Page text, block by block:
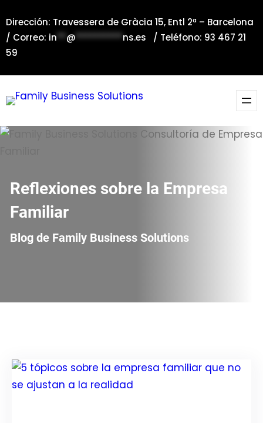
al
contenido
Dirección: Travessera de Gràcia 15, Entl 2ª – Barcelona
/ Correo: in**@**********ns.es / Teléfono: 93 467 21
59
Reflexiones sobre la Empresa
Familiar
Blog de Family Business Solutions